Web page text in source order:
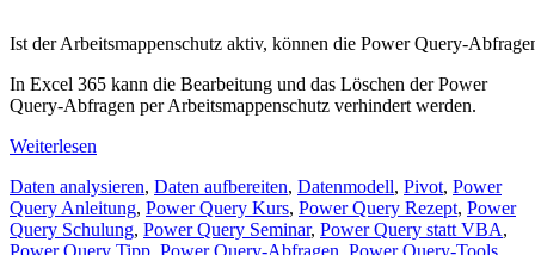
Ist der Arbeitsmappenschutz aktiv, können die Power Query-
In Excel 365 kann die Bearbeitung und das Löschen der Power
Query-Abfragen per Arbeitsmappenschutz verhindert werden.
Weiterlesen
Daten analysieren, Daten aufbereiten, Datenmodell, Pivot, Power
Query Anleitung, Power Query Kurs, Power Query Rezept, Power
Query Schulung, Power Query Seminar, Power Query statt VBA,
Power Query Tipp, Power Query-Abfragen, Power Query-Tools